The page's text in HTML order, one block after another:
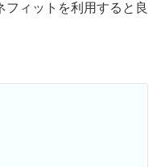
ィットを利用すると良